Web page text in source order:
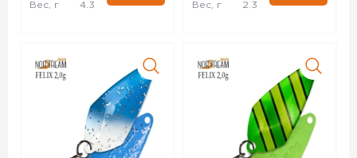
Вес, г 4.3 Вес, г 2.3